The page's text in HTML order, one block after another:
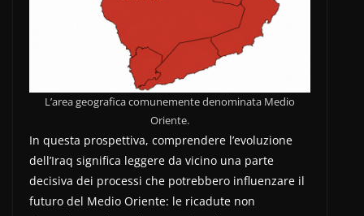
L’area geografica comunemente denominata Medio
Oriente.
In questa prospettiva, comprendere l’evoluzione
dell’Iraq significa leggere da vicino una parte
decisiva dei processi che potrebbero influenzare il
futuro del Medio Oriente: le ricadute non